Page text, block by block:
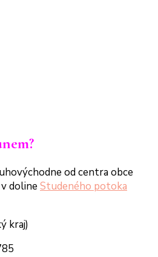
od centra obce
v doline Studeného potoka
kraj)